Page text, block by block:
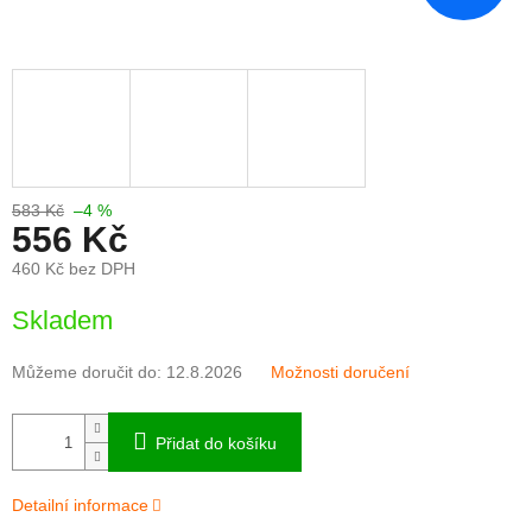
583 Kč –4 %
556 Kč
460 Kč bez DPH
cena:
Skladem
Můžeme doručit do: 12.8.2026 Možnosti doručení
Přidat do košíku
Detailní informace